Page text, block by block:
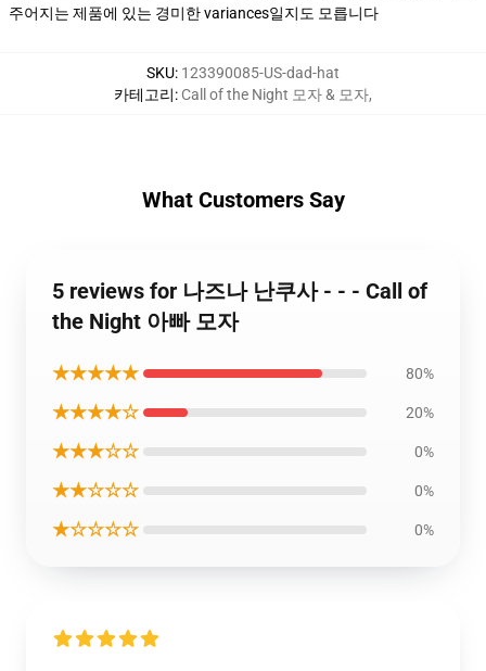
주어지는 제품에 있는 경미한 variances일지도 모릅니다
SKU: 123390085-US-dad-hat
카테고리: Call of the Night 모자 & 모자,
What Customers Say
5 reviews for 나즈나 난쿠사 - - - Call of
the Night 아빠 모자
★★★★★ 80%
★★★★☆ 20%
★★★☆☆ 0%
★★☆☆☆ 0%
★☆☆☆☆ 0%